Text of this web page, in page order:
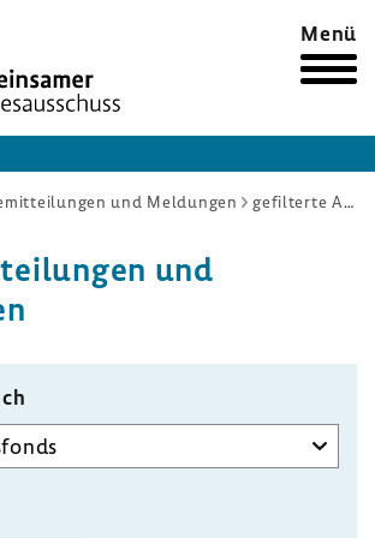
Menü
und Meldungen gefilterte Auswahl
und